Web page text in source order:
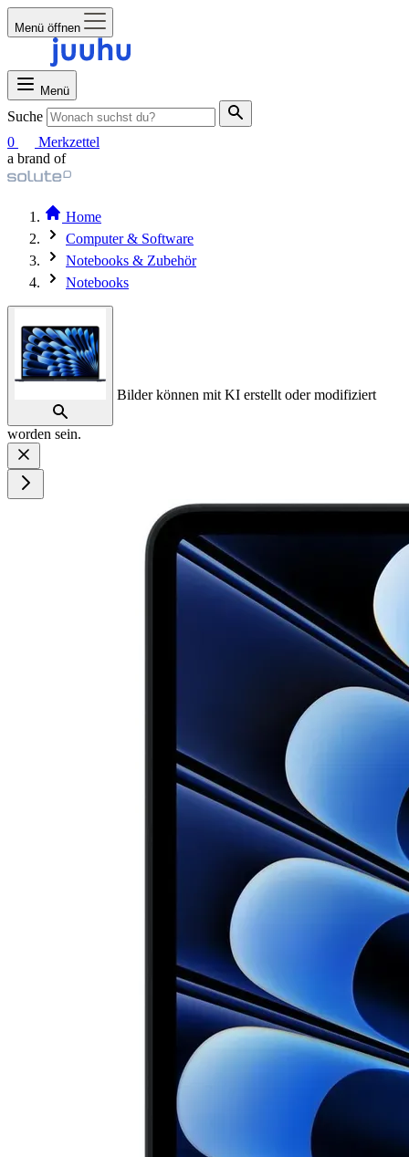
Menü öffnen
Menü
Suche
0
Merkzettel
a brand of
Home
Computer & Software
Notebooks & Zubehör
Notebooks
Bilder können mit KI erstellt oder modifiziert
worden sein.